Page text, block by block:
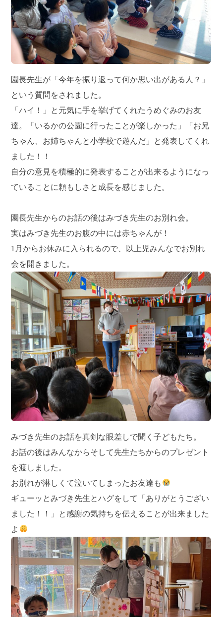
園長先生が「今年を振り返って何か思い出がある人？」
という質問をされました。
「ハイ！」と元気に手を挙げてくれたうめぐみのお友
達。「いるかの公園に行ったことが楽しかった」「お兄
ちゃん、お姉ちゃんと小学校で遊んだ」と発表してくれ
ました！！
自分の意見を積極的に発表することが出来るようになっ
ていることに頼もしさと成長を感じました。
園長先生からのお話の後はみづき先生のお別れ会。
実はみづき先生のお腹の中には赤ちゃんが！
1月からお休みに入られるので、以上児みんなでお別れ
会を開きました。
みづき先生のお話を真剣な眼差しで聞く子どもたち。
お話の後はみんなからそして先生たちからのプレゼント
を渡しました。
お別れが淋しくて泣いてしまったお友達も
ギューッとみづき先生とハグをして「ありがとうござい
ました！！」と感謝の気持ちを伝えることが出来ました
よ